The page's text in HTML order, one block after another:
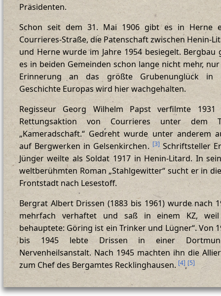
Präsidenten.
Schon seit dem 31. Mai 1906 gibt es in Herne
Courrieres-Straße, die Patenschaft zwischen Henin-
und Herne wurde im Jahre 1954 besiegelt. Bergbau
es in beiden Gemeinden schon lange nicht mehr,
Erinnerung an das größte Grubenunglück in
Geschichte Europas wird hier wachgehalten.
Regisseur Georg Wilhelm Papst verfilmte 1931
Rettungsaktion von Courrieres unter dem
„Kameradschaft.“ Gedreht wurde unter anderem
auf Bergwerken in Gelsenkirchen. [3]Schriftsteller
Jünger weilte als Soldat 1917 in Henin-Litard. In
weltberühmten Roman „Stahlgewitter“ sucht er in
Frontstadt nach Lesestoff.
Bergrat Albert Drissen (1883 bis 1961) wurde nach
mehrfach verhaftet und saß in einem KZ,
behauptete: Göring ist ein Trinker und Lügner“. Von
bis 1945 lebte Drissen in einer
Nervenheilsanstalt. Nach 1945 machten ihn die
zum Chef des Bergamtes Recklinghausen. [4] [5]